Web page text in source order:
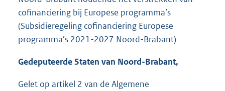
cofinanciering bij Europese programma’s
(Subsidieregeling cofinanciering Europese
programma’s 2021-2027 Noord-Brabant)
Gedeputeerde Staten van Noord-Brabant,
Gelet op artikel 2 van de Algemene